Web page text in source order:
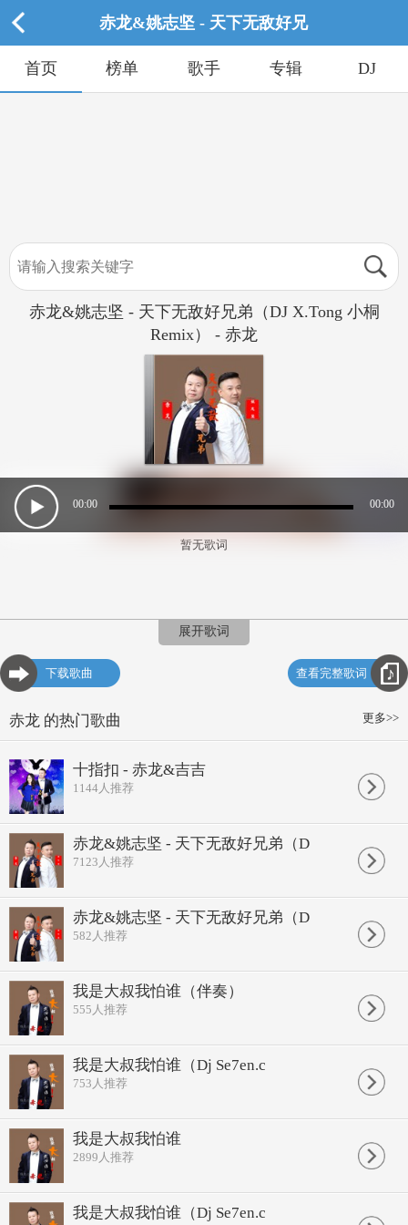
赤龙&姚志坚 - 天下无敌好兄
首页 榜单 歌手 专辑 DJ
赤龙&姚志坚 - 天下无敌好兄弟（DJ X.Tong 小桐
Remix） - 赤龙
00:00 00:00
暂无歌词
展开歌词
下载歌曲 查看完整歌词
更多>>
赤龙 的热门歌曲
十指扣 - 赤龙&吉吉
1144人推荐
赤龙&姚志坚 - 天下无敌好兄弟（D
7123 人推荐
赤龙&姚志坚 - 天下无敌好兄弟（D
582 人推荐
我是大叔我怕谁（伴奏）
555 人推荐
我是大叔我怕谁（Dj Se7en.c
753 人推荐
我是大叔我怕谁
2899 人推荐
我是大叔我怕谁（Dj Se7en.c